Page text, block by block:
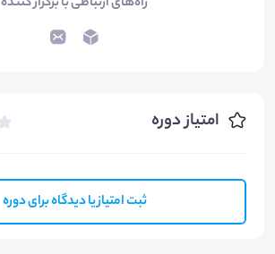
امتیاز دوره
ثبت امتیاز یا دیدگاه برای دوره